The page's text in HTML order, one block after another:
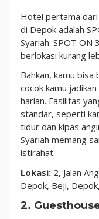
Hotel pertama
di Depok adalah
Syariah. SPOT ON
berlokasi kurang
Bahkan, kamu bisa
cocok kamu
harian. Fasilitas
standar, seperti
tidur dan kipas
Syariah memang
istirahat.
Lokasi: 2, Jalan
Depok, Beji,
2.